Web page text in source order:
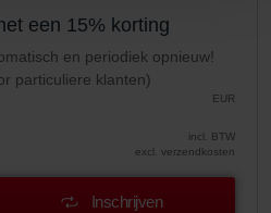
Privacyverklaringen
Privacy Policy
Datenschutz
een 15% korting
en periodiek opnieuw!
particuliere klanten)
EUR
incl. BTW
excl. verzendkosten
Inschrijven